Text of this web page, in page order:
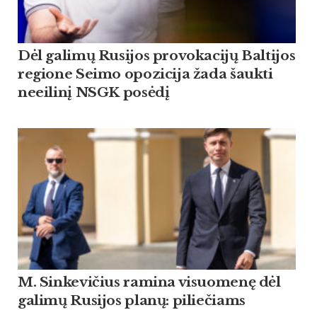
Dėl galimų Rusijos provokacijų Baltijos
regione Seimo opozicija žada šaukti
neeilinį NSGK posėdį
M. Sinkevičius ramina visuomenę dėl
galimų Rusijos planų: piliečiams